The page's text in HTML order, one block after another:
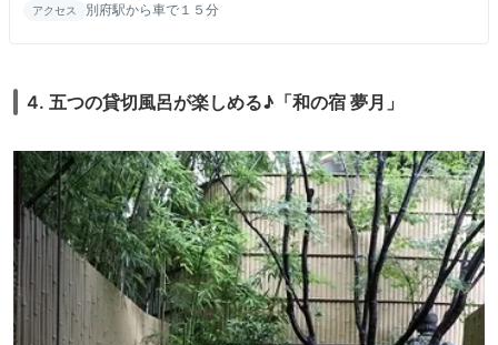
アクセス 別府駅から車で１５分
4. 五つの貸切風呂が楽しめる♪「和の宿 夢月」